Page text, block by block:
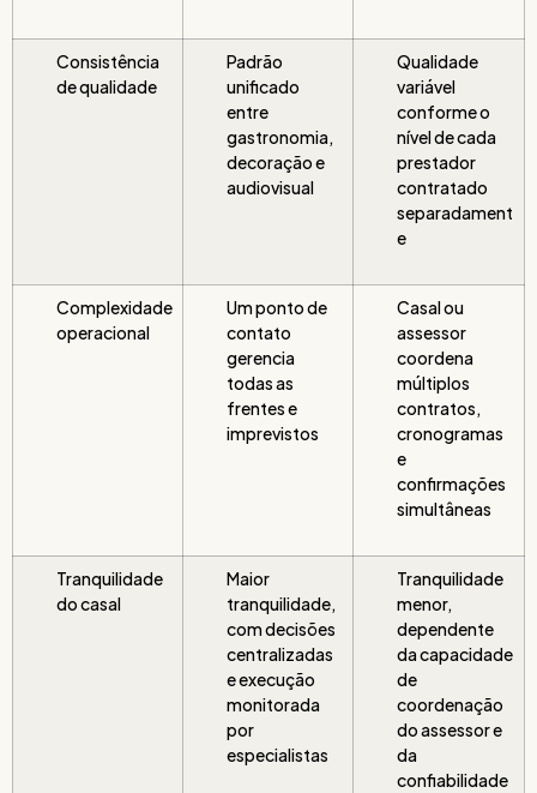
Consistência
de qualidade
Padrão
unificado
entre
gastronomia,
decoração e
audiovisual
Qualidade
variável
conforme o
nível de cada
prestador
contratado
separadament
e
Complexidade
operacional
Um ponto de
contato
gerencia
todas as
frentes e
imprevistos
Casal ou
assessor
coordena
múltiplos
contratos,
cronogramas
e
confirmações
simultâneas
Tranquilidade
do casal
Maior
tranquilidade,
com decisões
centralizadas
e execução
monitorada
por
especialistas
Tranquilidade
menor,
dependente
da capacidade
de
coordenação
do assessor e
da
confiabilidade